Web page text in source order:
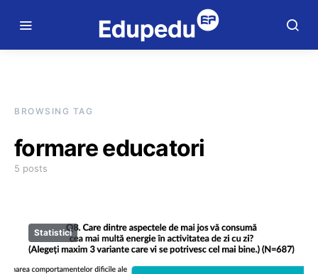
BROWSING TAG
formare educatori
5 posts
Statistici